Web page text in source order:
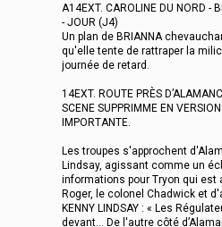
A14EXT. CAROLINE DU NORD -
- JOUR (J4)
Un plan de BRIANNA
qu'elle tente de rattraper la
journée de retard.
14EXT. ROUTE PRÈS
SCENE SUPPRIMME EN
IMPORTANTE.
Les troupes s'approchent
Lindsay, agissant comme un
informations pour Tryon qui est
Roger, le colonel Chadwick et
KENNY LINDSAY : « Les
devant... De l'autre côté